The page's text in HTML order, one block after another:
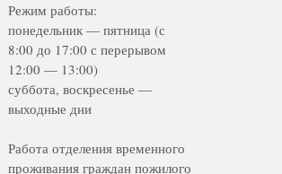
Режим работы:
понедельник — пятница (с
8:00 до 17:00 с перерывом
12:00 — 13:00)
суббота, воскресенье —
выходные дни
Работа отделения временного
проживания граждан пожилого